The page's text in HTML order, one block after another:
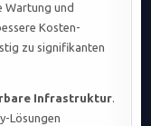
Wartung und
Kosten-
zu signifikanten
Infrastruktur.
Lösungen